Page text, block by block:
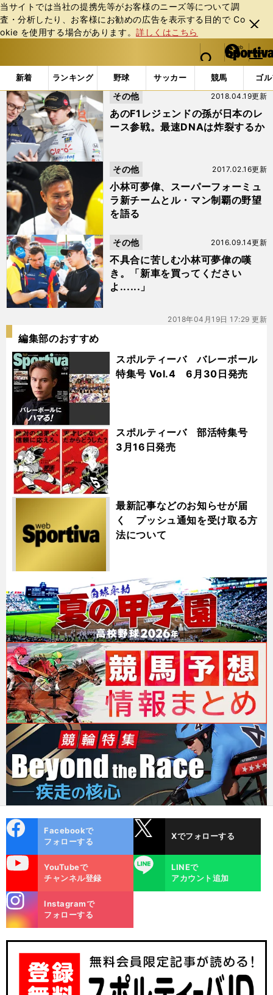
当サイトでは当社の提携先等がお客様のニーズ等について調
査・分析したり、お客様にお勧めの広告を表⽰する⽬的で Co
okie を使⽤する場合があります。詳しくはこちら
閉じ
る
web Sportiva (webスポルティーバ)
検索
マイペ
ー
ジ
メニュ
新着 ランキング 野球 サッカー 競馬 ゴ
b
ス
ポ
ル
テ
ィ
バ
「#チーム・ルマン」の最新ニュース・ 情報
あのF1レジェンドの孫が日本のレ
ース参戦。最速DNAは炸裂するか
2018.04.19更新
その他
小林可夢偉、スーパーフォーミュ
ラ新チームとル・マン制覇の野望
を語る
2017.02.16更新
その他
不具合に苦しむ小林可夢偉の嘆
き。「新車を買ってください
よ......」
2016.09.14更新
その他
2018年04月19日 17:29 更新
編集部のおすすめ
スポルティーバ バレーボール
特集号 Vol.4 6月30日発売
スポルティーバ 部活特集号
3月16日発売
最新記事などのお知らせが届
く プッシュ通知を受け取る方
法について
ok
Facebookで
フォローする
Xでフォローする
YouTubeで
チャンネル登録
LINE
LINEで
アカウント追加
m
Instagramで
フォローする